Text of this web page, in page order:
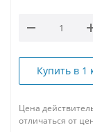
Купить в 1
Цена
отличаться от